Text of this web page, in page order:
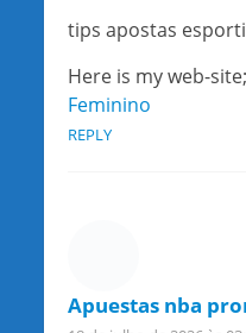
tips apostas
Here is my web-site;
Feminino
REPLY
Apuestas nba